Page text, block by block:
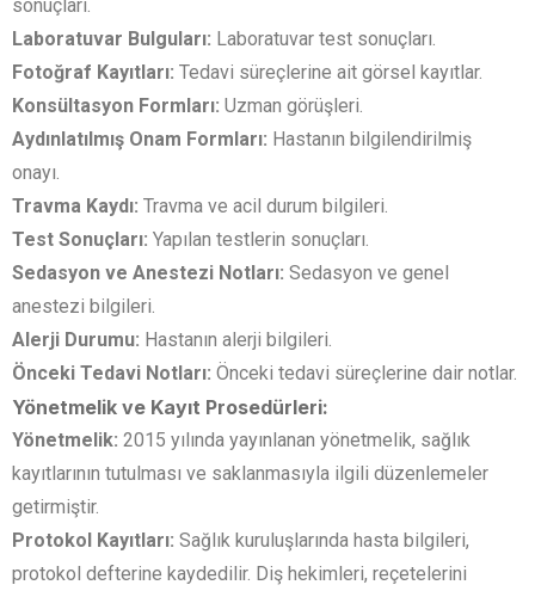
sonuçları.
Laboratuvar Bulguları: Laboratuvar test sonuçları.
Fotoğraf Kayıtları: Tedavi süreçlerine ait görsel kayıtlar.
Konsültasyon Formları: Uzman görüşleri.
Aydınlatılmış Onam Formları: Hastanın bilgilendirilmiş
onayı.
Travma Kaydı: Travma ve acil durum bilgileri.
Test Sonuçları: Yapılan testlerin sonuçları.
Sedasyon ve Anestezi Notları: Sedasyon ve genel
anestezi bilgileri.
Alerji Durumu: Hastanın alerji bilgileri.
Önceki Tedavi Notları: Önceki tedavi süreçlerine dair notlar.
Yönetmelik ve Kayıt Prosedürleri:
Yönetmelik: 2015 yılında yayınlanan yönetmelik, sağlık
kayıtlarının tutulması ve saklanmasıyla ilgili düzenlemeler
getirmiştir.
Protokol Kayıtları: Sağlık kuruluşlarında hasta bilgileri,
protokol defterine kaydedilir. Diş hekimleri, reçetelerini